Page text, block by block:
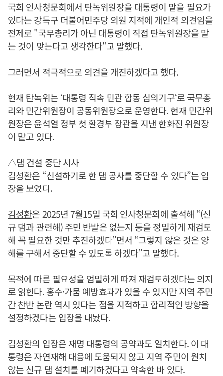
국회 인사청문회에서 탄녹위원장을 대통령이 맡을 필요가
있다는 강득구 더불어민주당 의원 지적에 개인적 의견임을
전제로 "국무총리가 아닌 대통령이 직접 탄녹위원장을 맡
는 것이 맞는다고 생각한다"고 말했다.
그러면서 적극적으로 의견을 개진하겠다고 했다.
현재 탄녹위는 ‘대통령 직속 민관 합동 심의기구‘로 국무총
리와 민간위원장이 공동위원장으로 운영한다. 현재 민간위
원장은 윤석열 정부 첫 환경부 장관을 지낸 한화진 위원장
이 맡고 있다.
△댐 건설 중단 시사
김성환은 “신설하기로 한 댐 공사를 중단할 수 있다”는 입
장을 보였다.
김성환은 2025년 7월15일 국회 인사청문회에 출석해 “(신
규 댐과 관련해) 주민 반발은 없는지 등을 정밀하게 재검토
해 꼭 필요한 것만 추진하겠다”면서 “그렇지 않은 것은 양
해를 구해서 중단할 수 있도록 하겠다”고 말했다.
목적에 따른 필요성을 엄밀하게 따져 재검토하겠다는 의지
로 읽힌다. 홍수·가뭄 예방효과가 있을 수 있지만 지역 주민
간 찬반 논란 역시 있다는 점을 지적하고 합리적인 방향을
설정하겠다는 입장을 내놨다.
김성환의 입장은 재명 대통령의 공약과도 일치한다. 이 대
통령은 자연재해 대응에 도움되지 않고 지역 주민이 원치
않는 신규 댐 설치를 폐기하겠다고 약속한 바 있다.